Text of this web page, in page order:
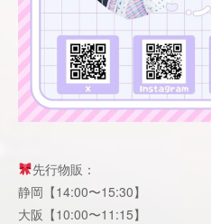
先行物販：
静岡【14:00〜15:30】
大阪【10:00〜11:15】